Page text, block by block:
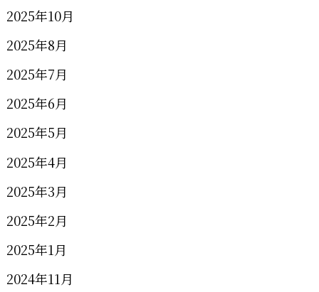
2025年10月
2025年8月
2025年7月
2025年6月
2025年5月
2025年4月
2025年3月
2025年2月
2025年1月
2024年11月